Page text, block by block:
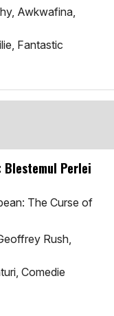
Awkwafina,
Fantastic
Perlei
The Curse of
Rush,
Comedie